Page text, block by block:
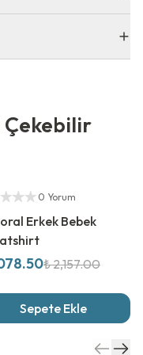
Satıcı
0 Yorum
Erkek Bebek
₺ 2,157.00
Sepete Ekle